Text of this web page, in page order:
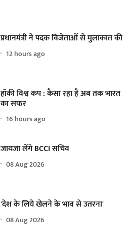
प्रधानमंत्री ने पदक विजेताओं से मुलाकात की
12 hours ago
हॉकी विश्व कप : कैसा रहा है अब तक भारत
का सफर
16 hours ago
जायजा लेंगे BCCI सचिव
08 Aug 2026
'देश के लिये खेलने के भाव से उतरना'
08 Aug 2026